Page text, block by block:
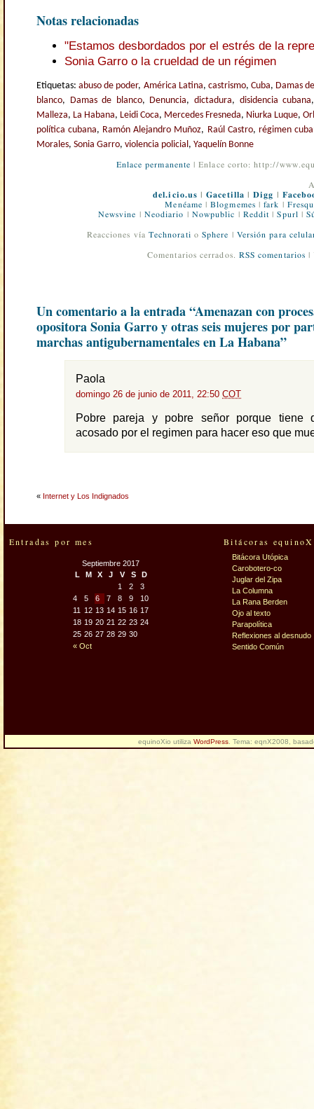
Notas relacionadas
"Estamos desbordados por el estrés de la
Sonia Garro o la crueldad de un régimen
Etiquetas:abuso de poder, América Latina, castrismo,Cuba, Damas
blanco, Damas de blanco, Denuncia,dictadura, disidencia cubana
Malleza, La Habana, Leidi Coca, Mercedes Fresneda, Niurka Luque,
política cubana, Ramón Alejandro Muñoz, Raúl Castro, régimen
Morales, Sonia Garro, violencia policial, Yaquelín Bonne
Enlace permanente | Enlace corto: http://
del.icio.us |Gacetilla |Digg
Menéame |Blogmemes |fark
Newsvine
Neodiario Nowpublic Reddit |Spurl |
Reacciones vía Technorati o Sphere Versión para
Comentarios cerrados. RSS comentarios |
Un comentario a la entrada “Amenazan con
opositora Sonia Garro y otras seis mujeres por
marchas antigubernamentales en La Habana”
Paola
domingo 26 de junio de 2011, 22:50 COT
Pobre pareja y pobre señor porque tiene
acosado por el regimen para hacer eso que
« Internet y Los Indignados
Entradas por mes
Septiembre 2017
L
M X J V S D
« Oct
1 2
3
4
5 6 7 8 9
10
11
12 13 14 15 16 17
18 19 20 21 22 23 24
25 26 27 28 29 30
Bitácoras
Bitácora Utópica
Carobotero-co
Juglar del Zipa
La Columna
La Rana Berden
Ojo al texto
Parapolítica
Reflexiones al desnudo
Sentido Común
equinoXio utiliza WordPress. Tema: eqnX2008,